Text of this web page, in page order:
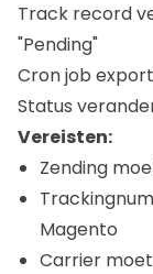
Track record
"Pending"
Cron job
Status
Vereisten:
Zending
Magento
Carrier